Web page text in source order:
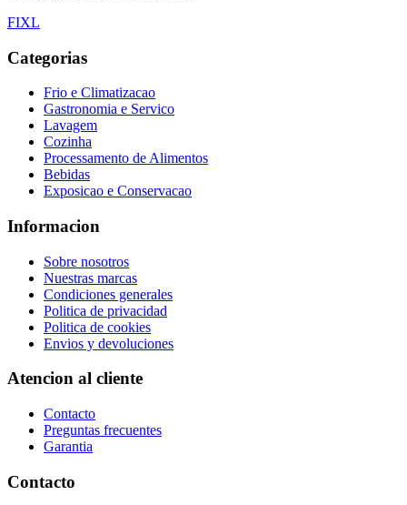
FIXL
Categorias
Frio e Climatizacao
Gastronomia e Servico
Lavagem
Cozinha
Processamento de Alimentos
Bebidas
Exposicao e Conservacao
Informacion
Sobre nosotros
Nuestras marcas
Condiciones generales
Politica de privacidad
Politica de cookies
Envios y devoluciones
Atencion al cliente
Contacto
Preguntas frecuentes
Garantia
Contacto